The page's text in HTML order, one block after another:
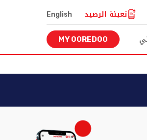
تعبئة الرصيد English
MY OOREDOO